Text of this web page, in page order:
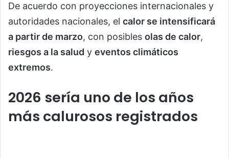
De acuerdo con proyecciones internacionales y
autoridades nacionales, el calor se intensificará
a partir de marzo, con posibles olas de calor,
riesgos a la salud y eventos climáticos
extremos.
2026 sería uno de los años
más calurosos registrados